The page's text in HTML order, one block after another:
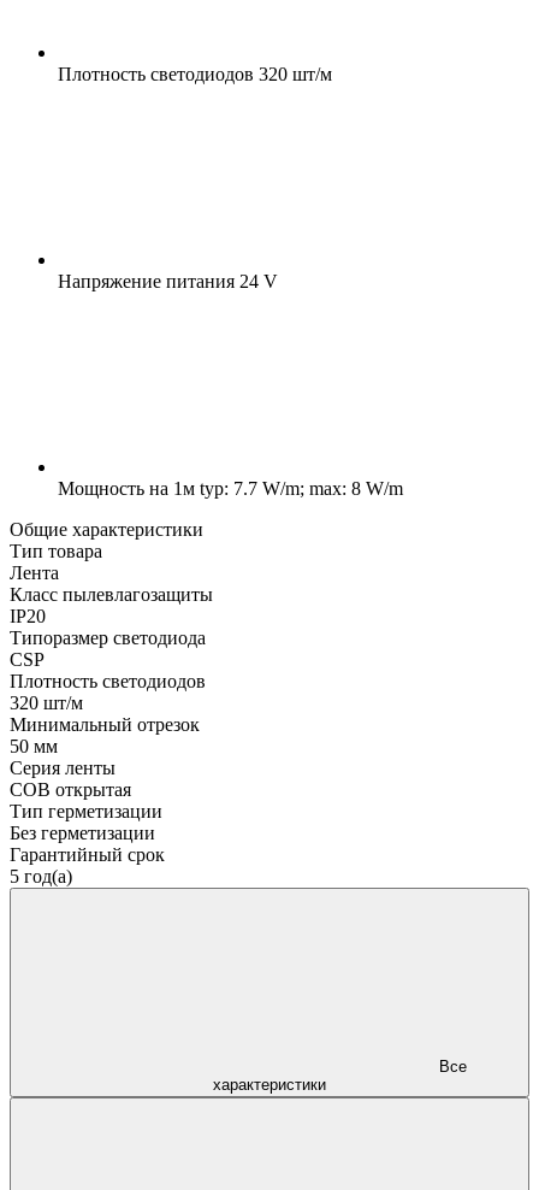
Плотность светодиодов 320 шт/м
Напряжение питания 24 V
Мощность на 1м typ: 7.7 W/m; max: 8 W/m
Общие характеристики
Тип товара
Лента
Класс пылевлагозащиты
IP20
Типоразмер светодиода
CSP
Плотность светодиодов
320 шт/м
Минимальный отрезок
50 мм
Серия ленты
COB открытая
Тип герметизации
Без герметизации
Гарантийный срок
5 год(а)
характеристики